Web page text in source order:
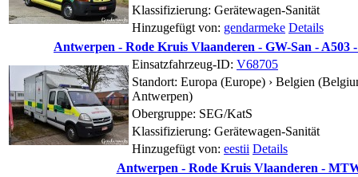
Klassifizierung: Gerätewagen-Sanität
Hinzugefügt von: gendarmeke Details
Antwerpen - Rode Kruis Vlaanderen - GW-San - A503 -
Einsatzfahrzeug-ID: V68705
Standort: Europa (Europe) › Belgien
Antwerpen)
Obergruppe: SEG/KatS
Klassifizierung: Gerätewagen-Sanität
Hinzugefügt von: eestii Details
Antwerpen - Rode Kruis Vlaanderen -